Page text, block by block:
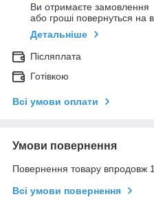
Ви отримаєте замовлення
або гроші повернуться на
Детальніше
Післяплата
Готівкою
Всі умови оплати
Умови повернення
Повернення товару впродовж
Всі умови повернення